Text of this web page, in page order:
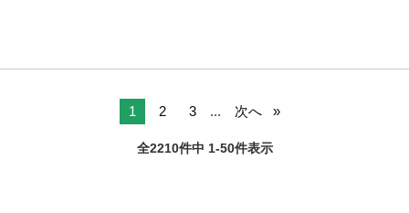
1 2 3 ... 次へ
全2210件中 1-50件表示